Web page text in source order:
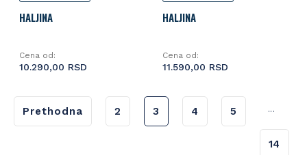
HALJINA
Cena od:
10.290,00 RSD
HALJINA
Cena od:
11.590,00 RSD
Prethodna 2 3 4 5 ...
14